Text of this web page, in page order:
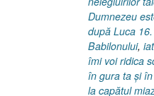
Dumnezeu
după Luca
Babilonului,
îmi voi ridica
în gura ta şi
la capătul